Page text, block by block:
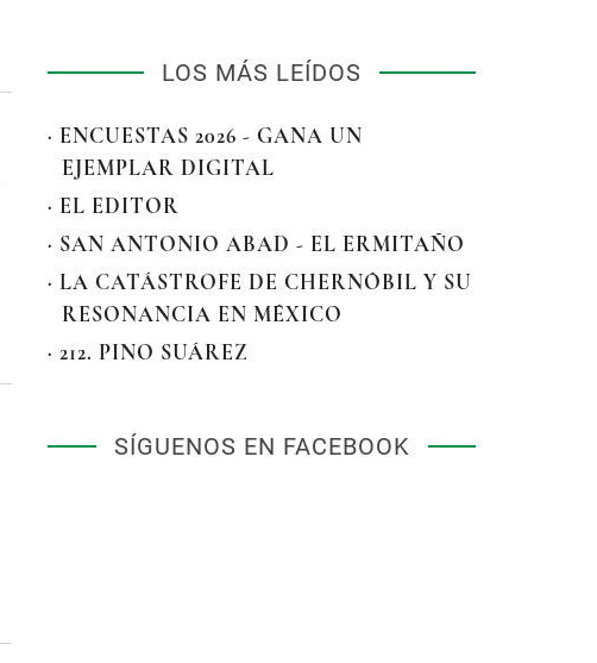
LOS MÁS LEÍDOS
· ENCUESTAS 2026 - GANA UN
EJEMPLAR DIGITAL
· EL EDITOR
· SAN ANTONIO ABAD - EL ERMITAÑO
· LA CATÁSTROFE DE CHERNÓBIL Y SU
RESONANCIA EN MÉXICO
· 212. PINO SUÁREZ
SÍGUENOS EN FACEBOOK